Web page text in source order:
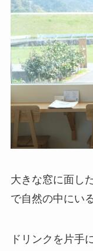
大きな窓に面し
で自然の中にい
ドリンクを片手